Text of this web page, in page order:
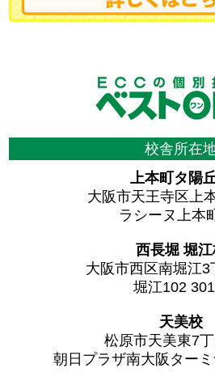
校舎所在
上本町タ陽
大阪市天王寺区上
ラシーヌ上本
西長堀 堀
大阪市西区南堀江3
堀江102
天美校
松原市天美東7
朝日プラザ南大阪ター